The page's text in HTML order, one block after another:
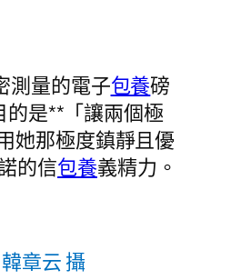
測量的電子包養磅
的是**「讓兩個極
她那極度鎮靜且優
的信包養義精力。
章云 攝